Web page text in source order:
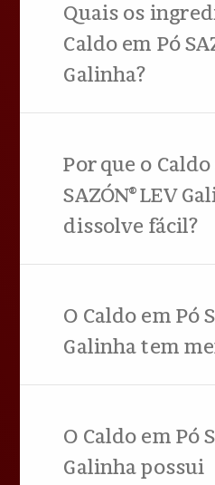
Quais os
Caldo em Pó
Galinha?
Por que o
SAZÓN® LEV
dissolve fácil?
O Caldo em Pó
Galinha tem
O Caldo em Pó
Galinha possui